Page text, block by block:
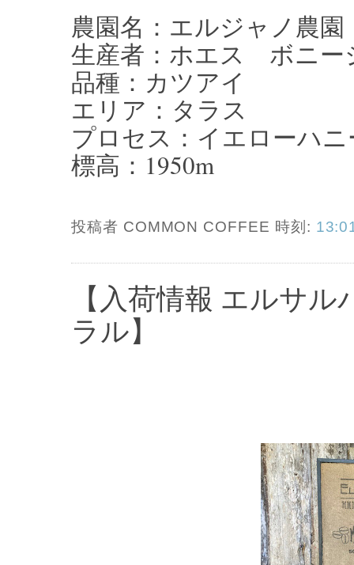
農園名：エルジャノ農園
生産者：ホエス ボニ
品種：カツアイ
エリア：タラス
プロセス：イエローハニ
標高：1950m
投稿者 COMMON COFFEE 時刻:
【入荷情報 エルサ
ラル】